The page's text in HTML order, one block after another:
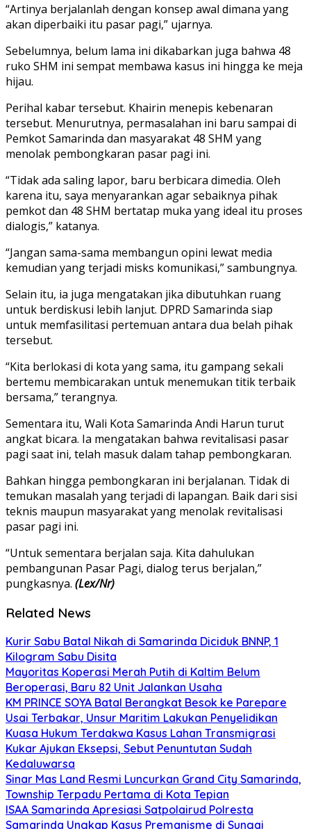
“Artinya berjalanlah dengan konsep awal dimana yang
akan diperbaiki itu pasar pagi,” ujarnya.
Sebelumnya, belum lama ini dikabarkan juga bahwa 48
ruko SHM ini sempat membawa kasus ini hingga ke meja
hijau.
Perihal kabar tersebut. Khairin menepis kebenaran
tersebut. Menurutnya, permasalahan ini baru sampai di
Pemkot Samarinda dan masyarakat 48 SHM yang
menolak pembongkaran pasar pagi ini.
“Tidak ada saling lapor, baru berbicara dimedia. Oleh
karena itu, saya menyarankan agar sebaiknya pihak
pemkot dan 48 SHM bertatap muka yang ideal itu proses
dialogis,” katanya.
“Jangan sama-sama membangun opini lewat media
kemudian yang terjadi misks komunikasi,” sambungnya.
Selain itu, ia juga mengatakan jika dibutuhkan ruang
untuk berdiskusi lebih lanjut. DPRD Samarinda siap
untuk memfasilitasi pertemuan antara dua belah pihak
tersebut.
“Kita berlokasi di kota yang sama, itu gampang sekali
bertemu membicarakan untuk menemukan titik terbaik
bersama,” terangnya.
Sementara itu, Wali Kota Samarinda Andi Harun turut
angkat bicara. Ia mengatakan bahwa revitalisasi pasar
pagi saat ini, telah masuk dalam tahap pembongkaran.
Bahkan hingga pembongkaran ini berjalanan. Tidak di
temukan masalah yang terjadi di lapangan. Baik dari sisi
teknis maupun masyarakat yang menolak revitalisasi
pasar pagi ini.
“Untuk sementara berjalan saja. Kita dahulukan
pembangunan Pasar Pagi, dialog terus berjalan,”
pungkasnya. (Lex/Nr)
Related News
Kurir Sabu Batal Nikah di Samarinda Diciduk BNNP, 1
Kilogram Sabu Disita
Mayoritas Koperasi Merah Putih di Kaltim Belum
Beroperasi, Baru 82 Unit Jalankan Usaha
KM PRINCE SOYA Batal Berangkat Besok ke Parepare
Usai Terbakar, Unsur Maritim Lakukan Penyelidikan
Kuasa Hukum Terdakwa Kasus Lahan Transmigrasi
Kukar Ajukan Eksepsi, Sebut Penuntutan Sudah
Kedaluwarsa
Sinar Mas Land Resmi Luncurkan Grand City Samarinda,
Township Terpadu Pertama di Kota Tepian
ISAA Samarinda Apresiasi Satpolairud Polresta
Samarinda Ungkap Kasus Premanisme di Sungai